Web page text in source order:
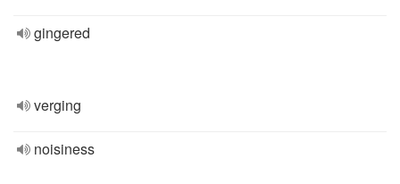
gingered
verging
noisiness